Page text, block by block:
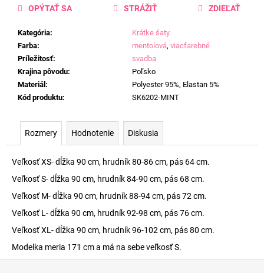
Kategória:
Krátke šaty
Farba: mentolová, viacfarebné
Príležitosť:
svadba
Krajina pôvodu:
Poľsko
Materiál:
Polyester 95%, Elastan 5%
Kód produktu: SK6202-MINT
OPÝTAŤ SA STRÁŽIŤ ZDIEĽAŤ
Rozmery Hodnotenie Diskusia
Veľkosť XS- dĺžka 90 cm, hrudník 80-86 cm, pás 64 cm.
Veľkosť S- dĺžka 90 cm, hrudník 84-90 cm, pás 68 cm.
Veľkosť M- dĺžka 90 cm, hrudník 88-94 cm, pás 72 cm.
Veľkosť L- dĺžka 90 cm, hrudník 92-98 cm, pás 76 cm.
Veľkosť XL- dĺžka 90 cm, hrudník 96-102 cm, pás 80 cm.
Modelka meria 171 cm a má na sebe veľkosť S.